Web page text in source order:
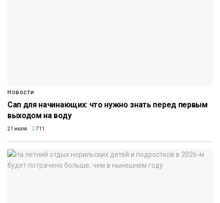
Новости
Сап для начинающих: что нужно знать перед первым
выходом на воду
21 июля 711